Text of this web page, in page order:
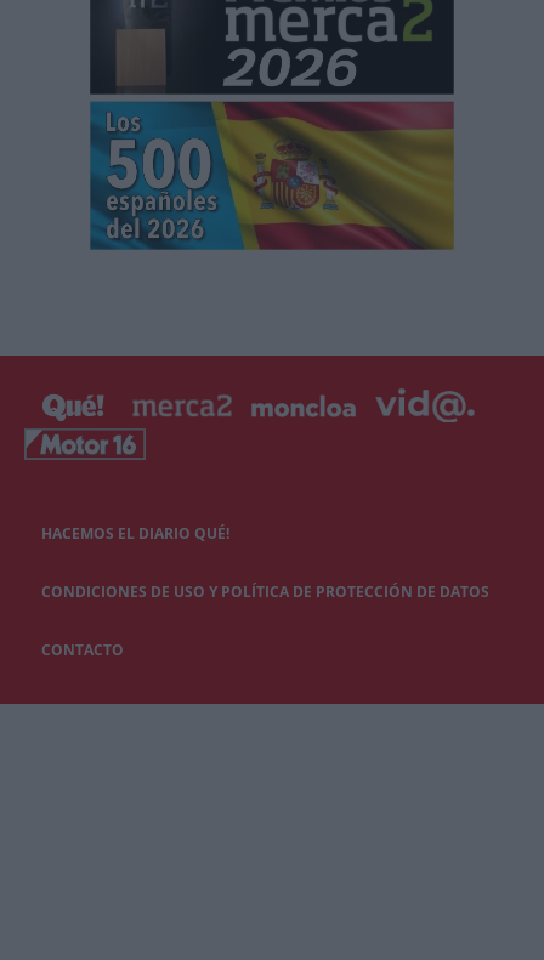
HACEMOS EL DIARIO QUÉ!
CONDICIONES DE USO Y POLÍTICA DE PROTECCIÓN DE DATOS
CONTACTO